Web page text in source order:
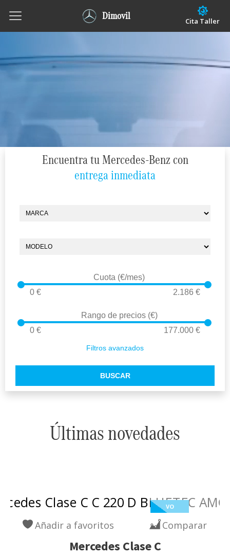
Dimovil Cita Taller
Encuentra tu Mercedes-Benz con
entrega inmediata
Cuota (€/mes)
0
2.186
Rango de precios (€)
0
177.000
Filtros avanzados
BUSCAR
Últimas novedades
VO
Añadir a favoritos Comparar
Mercedes Clase C